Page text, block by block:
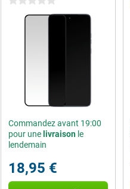
Commandez avant 19:00
pour une livraison le
lendemain
18,95 €